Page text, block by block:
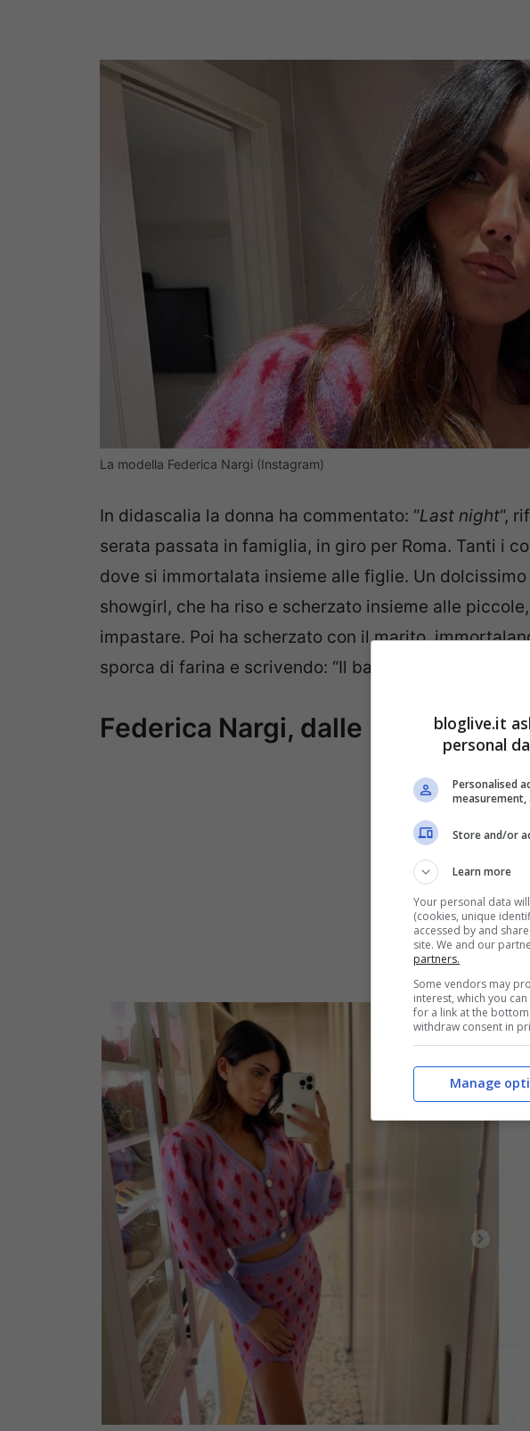
La modella Federica Nargi (Instagram)
In didascalia la donna ha commentato: “Last night“,
serata passata in famiglia, in giro per Roma. Tanti i
dove si immortalata insieme alle figlie. Un
showgirl, che ha riso e scherzato insieme alle
impastare. Poi ha scherzato con il marito,
sporca di farina e scrivendo: “Il bagnetto a te, Ale
Federica Nargi, dalle Maldive alla
bloglive.it
personal
Personalised
measurement,
Store and/or
Learn more
Your personal data
(cookies, unique
accessed by and
site. We and our
partners.
Some vendors may
interest, which you
for a link at the
withdraw consent in
Manage